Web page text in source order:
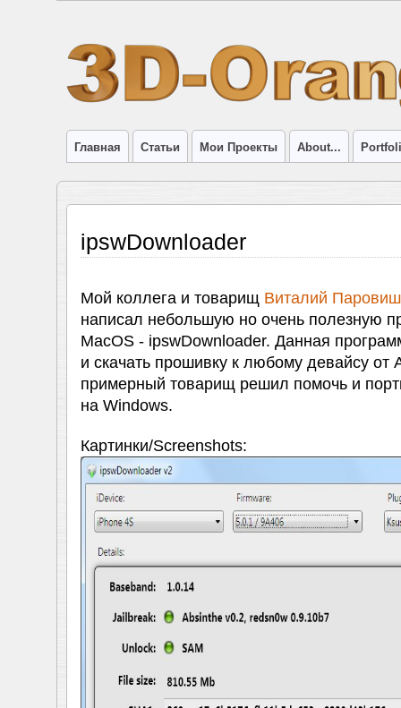
Главная Статьи Мои Проекты About...
ipswDownloader
Мой коллега и товарищ Виталий
написал небольшую но очень полезную
MacOS - ipswDownloader. Данная
и скачать прошивку к любому девайсу от
примерный товарищ решил помочь и
на Windows.
Картинки/Screenshots: